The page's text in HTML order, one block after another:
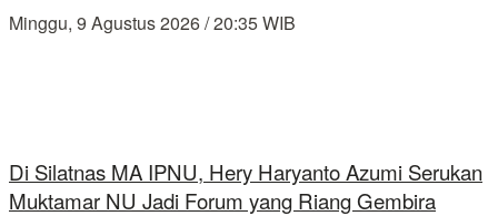
Minggu, 9 Agustus 2026 / 20:35 WIB
Di Silatnas MA IPNU, Hery Haryanto Azumi Serukan
Muktamar NU Jadi Forum yang Riang Gembira